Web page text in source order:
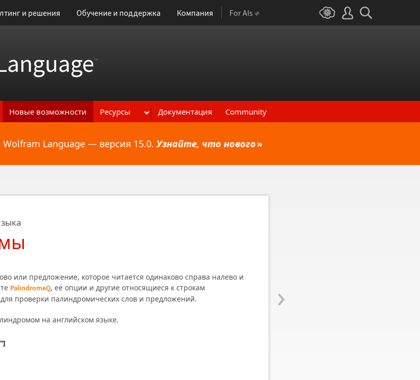
и решения Обучение и поддержка Компания For AIs
™
Новые возможности Ресурсы Документация Community
Wolfram Language — версия 15.0. Узнайте, что нового»
›
или предложение, которое читается одинаково справа налево и
PalindromeQ, её опции и другие относящиеся к строкам
проверки палиндромических слов и предложений.
на английском языке.